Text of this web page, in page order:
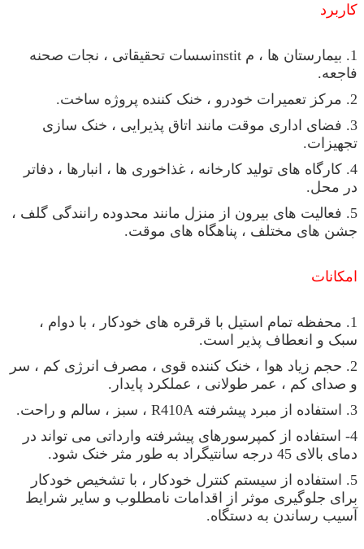
کاربرد
1. بیمارستان ها ، م institسسات تحقیقاتی ، نجات صحنه
فاجعه.
2. مرکز تعمیرات خودرو ، خنک کننده پروژه ساخت.
3. فضای اداری موقت مانند اتاق پذیرایی ، خنک سازی
تجهیزات.
4. کارگاه های تولید کارخانه ، غذاخوری ها ، انبارها ، دفاتر
در محل.
5. فعالیت های بیرون از منزل مانند محدوده رانندگی گلف ،
جشن های مختلف ، پناهگاه های موقت.
امکانات
1. محفظه تمام استیل با قرقره های خودکار ، با دوام ،
سبک و انعطاف پذیر است.
2. حجم زیاد هوا ، خنک کننده قوی ، مصرف انرژی کم ، سر
و صدای کم ، عمر طولانی ، عملکرد پایدار.
3. استفاده از مبرد پیشرفته R410A ، سبز ، سالم و راحت.
4- استفاده از کمپرسورهای پیشرفته وارداتی می تواند در
دمای بالای 45 درجه سانتیگراد به طور مثر خنک شود.
5. استفاده از سیستم کنترل خودکار ، با تشخیص خودکار
برای جلوگیری موثر از اقدامات نامطلوب و سایر شرایط
آسیب رساندن به دستگاه.